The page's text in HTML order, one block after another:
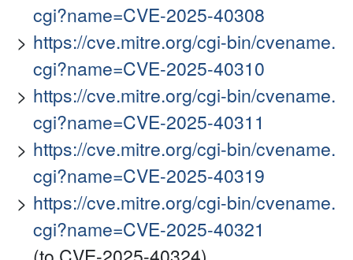
cgi?name=CVE-2025-40308
https://cve.mitre.org/cgi-bin/cvename.
cgi?name=CVE-2025-40310
https://cve.mitre.org/cgi-bin/cvename.
cgi?name=CVE-2025-40311
https://cve.mitre.org/cgi-bin/cvename.
cgi?name=CVE-2025-40319
https://cve.mitre.org/cgi-bin/cvename.
cgi?name=CVE-2025-40321